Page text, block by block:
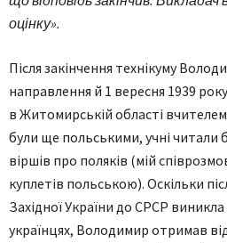
оцінку».
Після закінчення технікуму
направлення й 1 вересня 1939
в Житомирській області
були ще польськими, учні читали
віршів про поляків (мій
куплетів польською). Оскільки
Західної України до СРСР
українцях, Володимир отримав